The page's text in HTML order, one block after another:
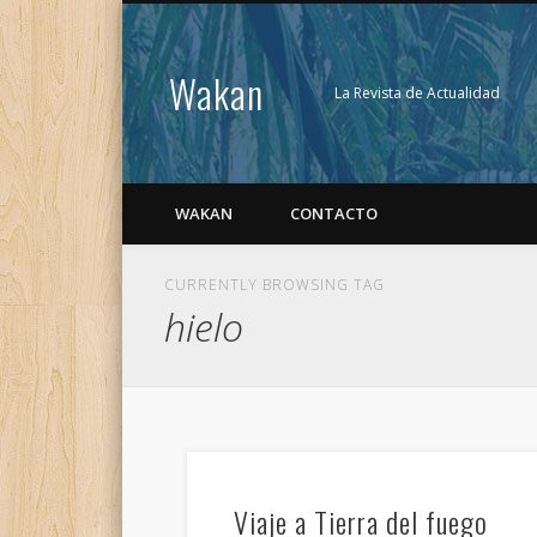
Wakan La Revista de Actualidad
WAKAN CONTACTO
CURRENTLY BROWSING TAG
hielo
Viaje a Tierra del fuego